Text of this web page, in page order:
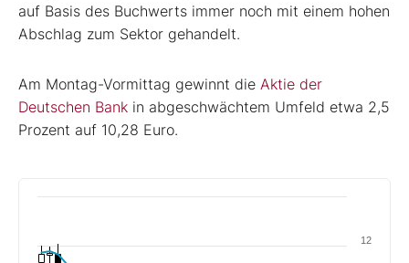
auf Basis des Buchwerts immer noch mit einem hohen
Abschlag zum Sektor gehandelt.
Am Montag-Vormittag gewinnt die Aktie der
Deutschen Bank in abgeschwächtem Umfeld etwa 2,5
Prozent auf 10,28 Euro.
12